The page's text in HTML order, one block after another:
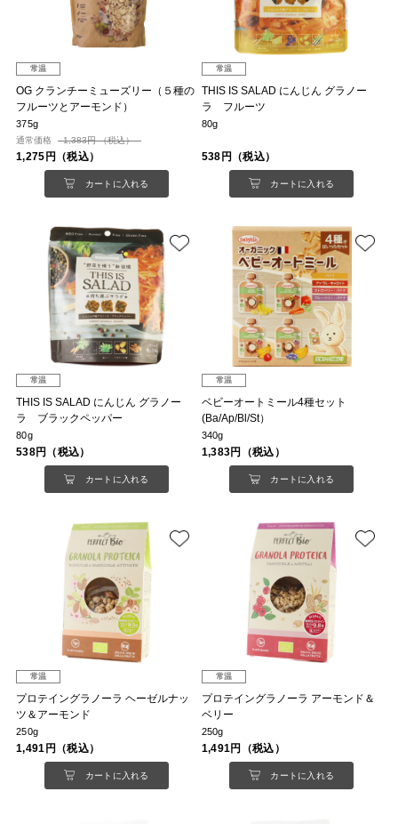
常温
OG クランチーミューズリー（５種の
フルーツとアーモンド）
375g
通常価格 1,383円 （税込）
1,275円（税込）
カートに入れる
常温
THIS IS SALAD にんじん グラノー
ラ フルーツ
80g
538円（税込）
カートに入れる
常温
THIS IS SALAD にんじん グラノー
ラ ブラックペッパー
80g
538円（税込）
カートに入れる
常温
ベビーオートミール4種セット
(Ba/Ap/Bl/St）
340g
1,383円（税込）
カートに入れる
常温
プロテイングラノーラ ヘーゼルナッ
ツ＆アーモンド
250g
1,491円（税込）
カートに入れる
常温
プロテイングラノーラ アーモンド＆
ベリー
250g
1,491円（税込）
カートに入れる